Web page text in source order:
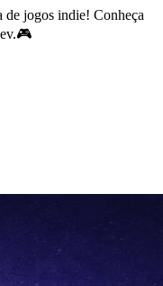
de jogos indie! Conheça